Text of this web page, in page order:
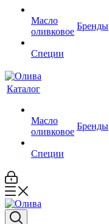
Масло
оливковое
Специи
Бренды
Каталог
Масло
оливковое
Специи
Бренды